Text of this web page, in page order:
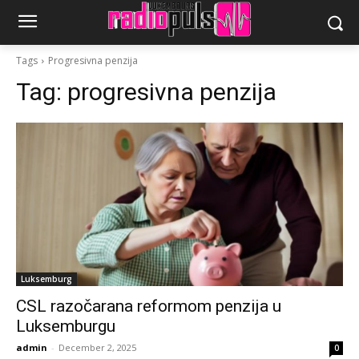
Tags Progresivna penzija
Tag: progresivna penzija
Luksemburg
CSL razočarana reformom penzija u
Luksemburgu
admin - December 2, 2025 0